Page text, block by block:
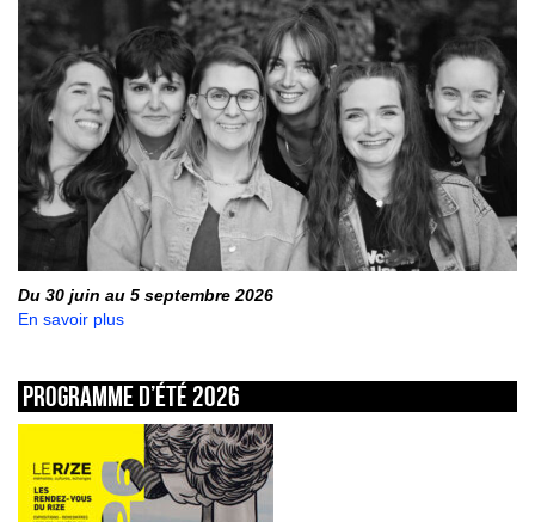
Du 30 juin au 5 septembre 2026
En savoir plus
Programme d’été 2026